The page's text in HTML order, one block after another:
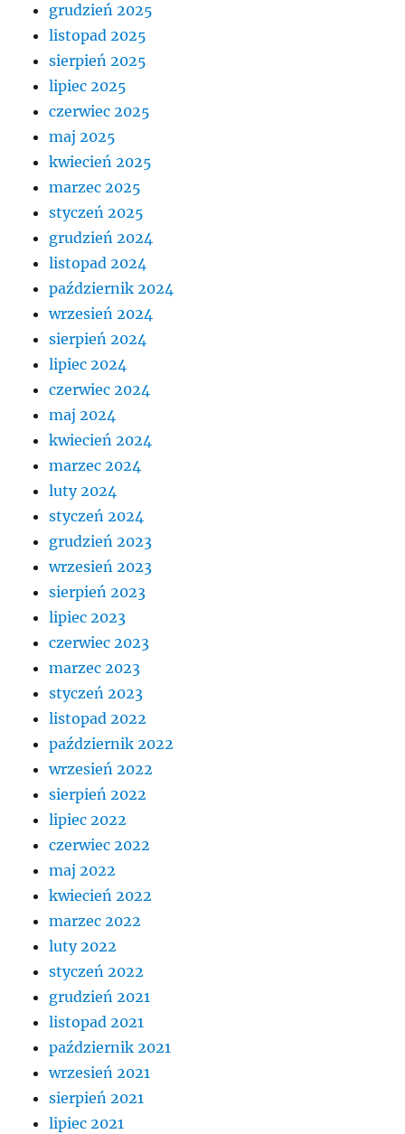
grudzień 2025
listopad 2025
sierpień 2025
lipiec 2025
czerwiec 2025
maj 2025
kwiecień 2025
marzec 2025
styczeń 2025
grudzień 2024
listopad 2024
październik 2024
wrzesień 2024
sierpień 2024
lipiec 2024
czerwiec 2024
maj 2024
kwiecień 2024
marzec 2024
luty 2024
styczeń 2024
grudzień 2023
wrzesień 2023
sierpień 2023
lipiec 2023
czerwiec 2023
marzec 2023
styczeń 2023
listopad 2022
październik 2022
wrzesień 2022
sierpień 2022
lipiec 2022
czerwiec 2022
maj 2022
kwiecień 2022
marzec 2022
luty 2022
styczeń 2022
grudzień 2021
listopad 2021
październik 2021
wrzesień 2021
sierpień 2021
lipiec 2021